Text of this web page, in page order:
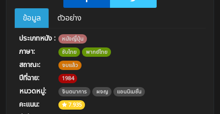
ข้อมูล ตัวอย่าง
ประเภทหนัง : หนังญี่ปุ่น
ภาษา: ซับไทย พากย์ไทย
สถาณะ: จบแล้ว
ปีที่ฉาย: 1984
หมวดหมู่: จินตนาการ ผจญ แอนนิเมชั่น
คะแนน: 7.935